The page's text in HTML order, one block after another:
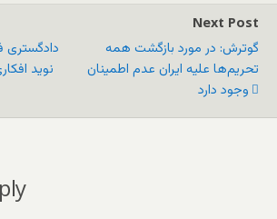
نوید
Next Post
گوترش: در مورد بازگشت همه
تحریم‌ها علیه ایران عدم اطمینان
وجود دارد